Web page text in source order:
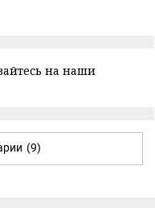
на наши
(9)